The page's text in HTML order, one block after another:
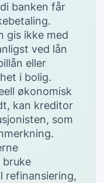
banken får
gis ikke med
ved lån
eller
i bolig.
økonomisk
kan kreditor
som
bruke
refinansiering,